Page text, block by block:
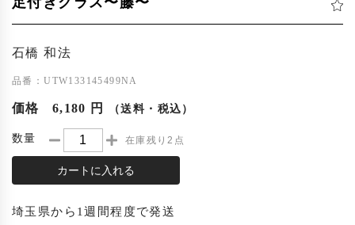
石橋 和法
品番：UTW133145499NA
価格 6,180 円 （送料・税込）
数量 在庫残り2点
カートに入れる
埼玉県から 1週間程度で発送